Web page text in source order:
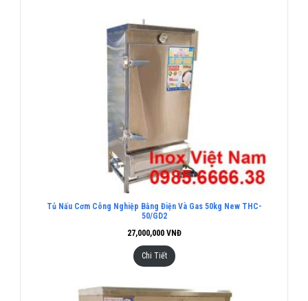
Tủ Nấu Cơm Công Nghiệp Bằng Điện Và Gas 50kg New THC-
50/GD2
27,000,000VNĐ
Chi Tiết